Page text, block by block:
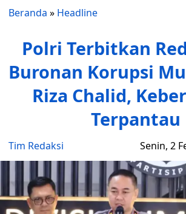
Beranda » Headline
Polri Terbitkan
Buronan Korupsi
Riza Chalid,
Terpantau
Tim Redaksi Senin, 2